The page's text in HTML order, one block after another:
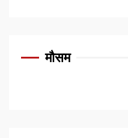
मौसम